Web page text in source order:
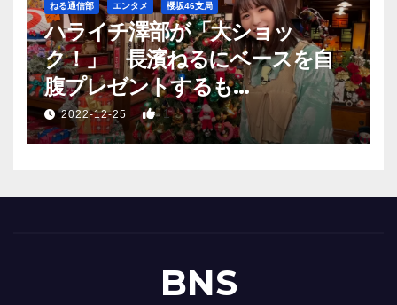
ねる通信部 エンタメ 櫻坂46支局
ハライチ澤部が「大ショッ
ク！」 長濱ねるにベースを自
腹プレゼントするも…
2022-12-25 1
BNS